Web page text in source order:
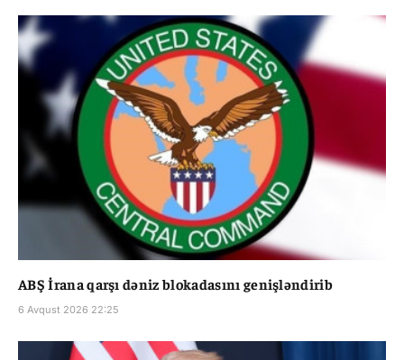
ABŞ İrana qarşı dəniz blokadasını genişləndirib
6 Avqust 2026 22:25